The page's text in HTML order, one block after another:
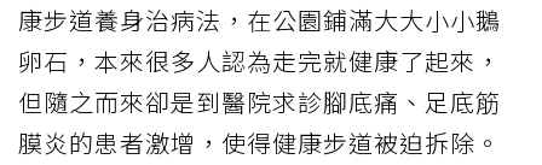
康步道養身治病法，在公園鋪滿大大小小鵝
卵石，本來很多人認為走完就健康了起來，
但隨之而來卻是到醫院求診腳底痛、足底筋
膜炎的患者激增，使得健康步道被迫拆除。